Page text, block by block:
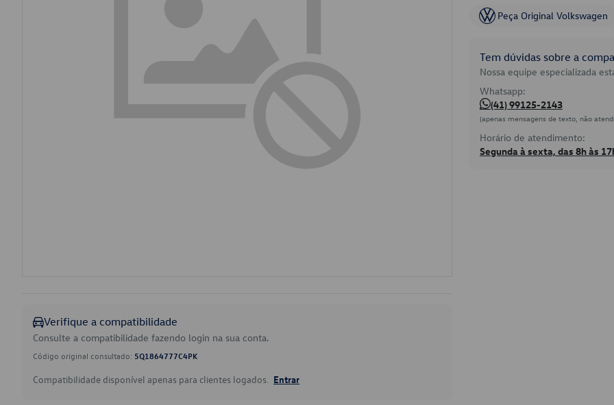
Verifique a compatibilidade
Consulte a compatibilidade fazendo login na sua conta.
Código original consultado: 5Q1864777C4PK
Compatibilidade disponível apenas para clientes logados. Entrar
Peça Original Volkswagen
Tem dúvidas sobre a
Nossa equipe especializada
Whatsapp:
(41) 99125-2143
(apenas mensagens de texto, não
Horário de atendimento:
Segunda à sexta, das 8h às